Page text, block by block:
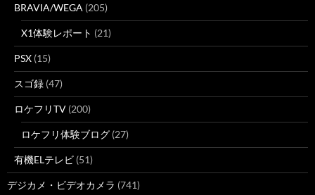
BRAVIA/WEGA (205)
X1体験レポート (21)
PSX (15)
スゴ録 (47)
ロケフリTV (200)
ロケフリ体験ブログ (27)
有機ELテレビ (51)
デジカメ・ビデオカメラ (741)